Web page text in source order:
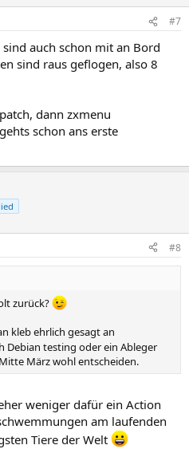
#7
auch schon mit an Bord
sind raus geflogen, also 8
dann zxmenu
schon ans erste
#8
zurück?
kleb ehrlich gesagt an
Debian testing oder ein Ableger
März wohl entscheiden.
weniger dafür ein Action
am laufenden
Tiere der Welt